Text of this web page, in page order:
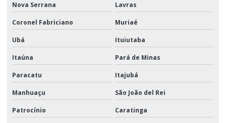
Nova Serrana Lavras
Coronel Fabriciano Muriaé
Ubá Ituiutaba
Itaúna Pará de Minas
Paracatu Itajubá
Manhuaçu São João del Rei
Patrocínio Caratinga